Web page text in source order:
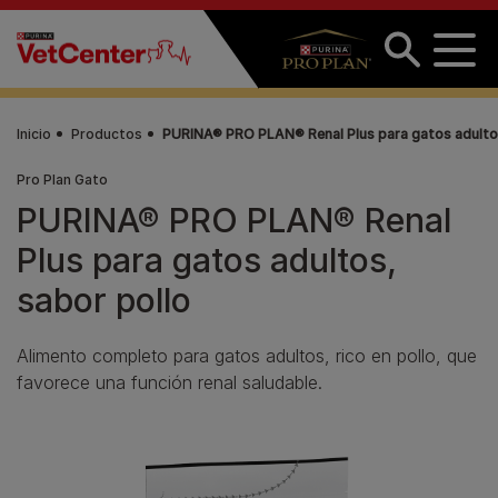
Pasar al contenido principal
Inicio Productos PURINA® PRO PLAN® Renal Plus para gatos
Pro Plan Gato
PURINA® PRO PLAN® Renal
Plus para gatos adultos,
sabor pollo
Alimento completo para gatos adultos, rico en pollo, que
favorece una función renal saludable.